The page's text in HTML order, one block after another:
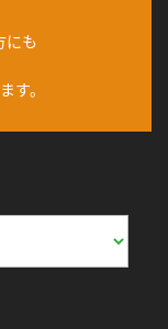
にも
す。